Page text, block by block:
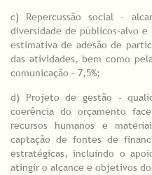
c) Repercussão social -
diversidade de públicos-alvo
estimativa de adesão de
das atividades, bem como
comunicação – 7,5%;
d) Projeto de gestão -
coerência do orçamento
recursos humanos e
captação de fontes de
estratégicas, incluindo o
atingir o alcance e objetivos do